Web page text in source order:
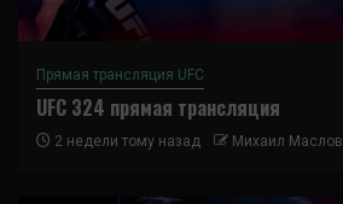
Прямая трансляция UFC
UFC 324 прямая трансляция
2 недели тому назад Михаил Маслов